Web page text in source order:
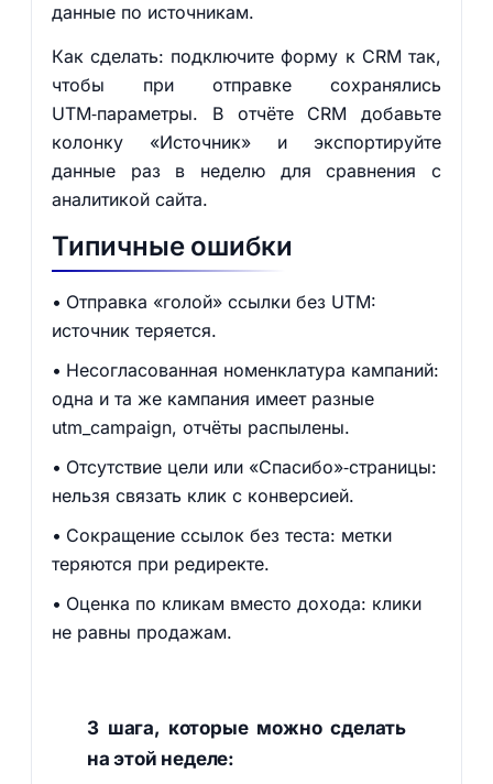
данные по источникам.
Как сделать: подключите форму к CRM так,
чтобы при отправке сохранялись
UTM‑параметры. В отчёте CRM добавьте
колонку «Источник» и экспортируйте
данные раз в неделю для сравнения с
аналитикой сайта.
Типичные ошибки
Отправка «голой» ссылки без UTM:
источник теряется.
Несогласованная номенклатура кампаний:
одна и та же кампания имеет разные
utm_campaign, отчёты распылены.
Отсутствие цели или «Спасибо»‑страницы:
нельзя связать клик с конверсией.
Сокращение ссылок без теста: метки
теряются при редиректе.
Оценка по кликам вместо дохода: клики
не равны продажам.
3 шага, которые можно сделать
на этой неделе: